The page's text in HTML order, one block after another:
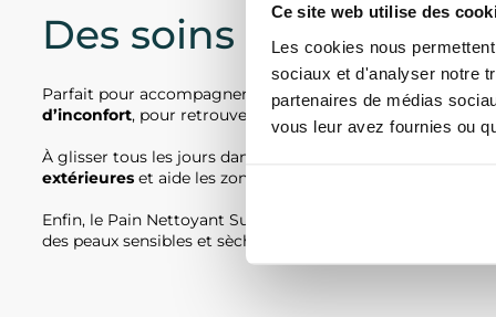
Ce site web utilise des
Les cookies nous
sociaux et d'analyser notre
partenaires de médias
vous leur avez fournies ou
Des soins hydratants
Parfait pour accompagner les peaux sensibles et sèches
d’inconfort, pour retrouver une peau douce et hydratée.
À glisser tous les jours dans son sac, le Baume Mains
extérieures et aide les zones fragilisées à se régénérer.
Enfin, le Pain Nettoyant Surgras Enocare allie glycérine,
des peaux sensibles et sèches, il détient des propriétés